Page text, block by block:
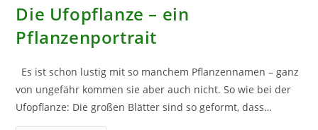
Die Ufopflanze – ein
Pflanzenportrait
Es ist schon lustig mit so manchem Pflanzennamen – ganz
von ungefähr kommen sie aber auch nicht. So wie bei der
Ufopflanze: Die großen Blätter sind so geformt, dass…